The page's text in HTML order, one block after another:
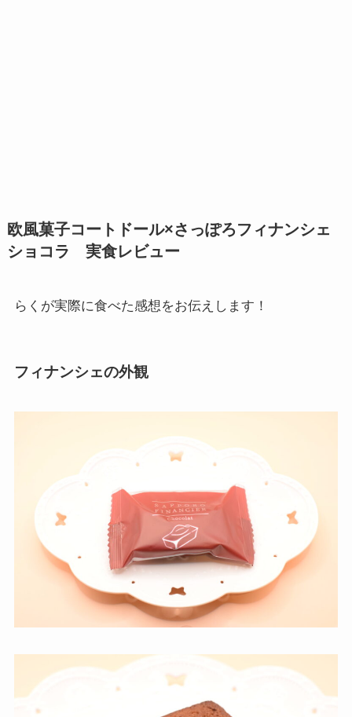
欧風菓子コートドール×さっぽろフィナンシェ
ショコラ 実食レビュー
らくが実際に食べた感想をお伝えします！
フィナンシェの外観